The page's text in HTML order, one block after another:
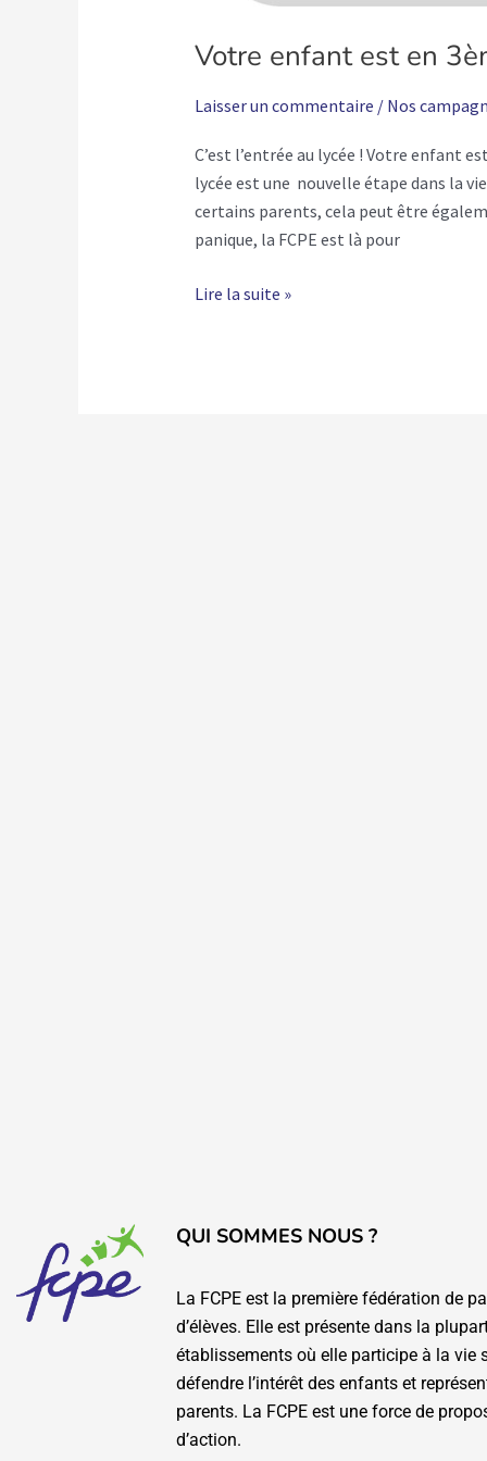
Votre enfant est en
Laisser un commentaire / Nos
C’est l’entrée au lycée ! Votre enfant
lycée est une nouvelle étape dans la
certains parents, cela peut être
panique, la FCPE est là pour
Lire la suite »
QUI SOMMES NOUS ?
La FCPE est la première fédération de
d’élèves. Elle est présente dans la
établissements où elle participe à la vie
défendre l’intérêt des enfants et
parents. La FCPE est une force de
d’action.